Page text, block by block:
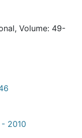
Volume: 49-
- 2010